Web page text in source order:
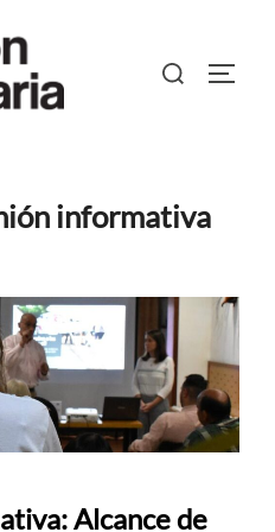
Buscar:
informativa
Alcance de